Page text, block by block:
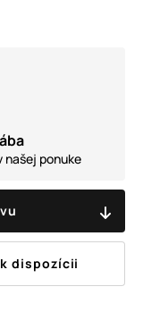
našej ponuke
dispozícii